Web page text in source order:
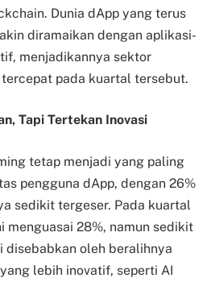
Dunia dApp yang terus
diramaikan dengan aplikasi-
menjadikannya sektor
pada kuartal tersebut.
Tapi Tertekan Inovasi
tetap menjadi yang paling
pengguna dApp, dengan 26%
sedikit tergeser. Pada kuartal
menguasai 28%, namun sedikit
disebabkan oleh beralihnya
lebih inovatif, seperti AI